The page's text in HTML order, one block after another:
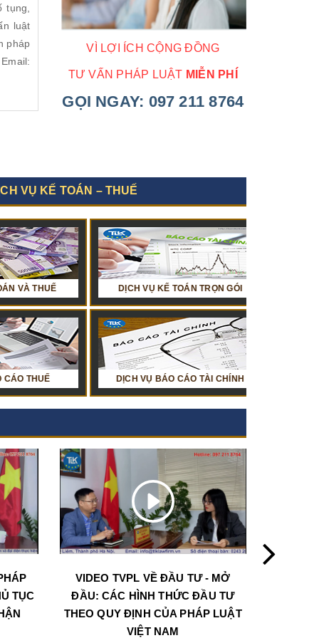
luật
pháp
VÌ LỢI ÍCH CỘNG ĐỒNG
TƯ VẤN PHÁP LUẬT MIỄN PHÍ
GỌI NGAY: 097 211 8764
DỰNG TƯ VẤN LUẬT VỀ HẢI QUAN
TƯ VẤN LUẬT VỀ LAO ĐỘNG
VỤ KẾ TOÁN – THUẾ
DỊCH VỤ KẾ TOÁN TRỌN GÓI
DỊCH VỤ BÁO CÁO TÀI CHÍNH
TỤC
VIDEO TVPL VỀ ĐẦU TƯ - MỞ
ĐẦU: CÁC HÌNH THỨC ĐẦU TƯ
THEO QUY ĐỊNH CỦA PHÁP LUẬT
VIỆT NAM